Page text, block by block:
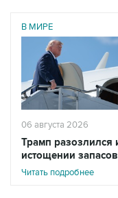
В МИРЕ
06 августа 2026
Трамп разозлился
истощении
Читать подробнее